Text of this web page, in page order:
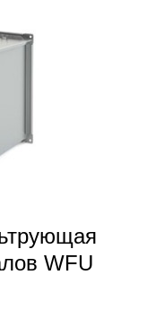
WFU